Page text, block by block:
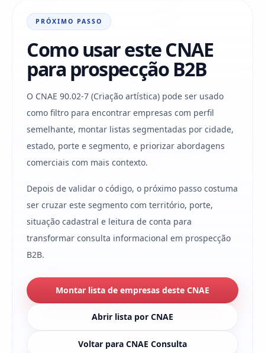
PRÓXIMO PASSO
Como usar este CNAE
para prospecção B2B
O CNAE 90.02-7 (Criação artística) pode ser usado
como filtro para encontrar empresas com perfil
semelhante, montar listas segmentadas por cidade,
estado, porte e segmento, e priorizar abordagens
comerciais com mais contexto.
Depois de validar o código, o próximo passo costuma
ser cruzar este segmento com território, porte,
situação cadastral e leitura de conta para
transformar consulta informacional em prospecção
B2B.
Montar lista de empresas deste CNAE
Abrir lista por CNAE
Voltar para CNAE Consulta